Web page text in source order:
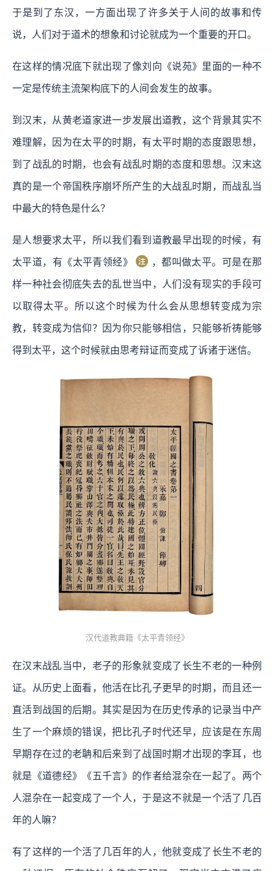
于是到了东汉，一方面出现了许多关于人间的故事和传
说，人们对于道术的想象和讨论就成为一个重要的开口。
在这样的情况底下就出现了像刘向《说苑》里面的一种不
一定是传统主流架构底下的人间会发生的故事。
到汉末，从黄老道家进一步发展出道教，这个背景其实不
难理解，因为在太平的时期，有太平时期的态度跟思想，
到了战乱的时期，也会有战乱时期的态度和思想。汉末这
真的是一个帝国秩序崩坏所产生的大战乱时期，而战乱当
中最大的特色是什么？
是人想要求太平，所以我们看到道教最早出现的时候，有
太平道，有《太平青领经》 ，都叫做太平。可是在那
样一种社会彻底失去的乱世当中，人们没有现实的手段可
以取得太平。所以这个时候为什么会从思想转变成为宗
教，转变成为信仰？因为你只能够相信，只能够祈祷能够
得到太平，这个时候就由思考辩证而变成了诉诸于迷信。
汉代道教典籍《太平青领经》
在汉末战乱当中，老子的形象就变成了长生不老的一种例
证。从历史上面看，他活在比孔子更早的时期，而且还一
直活到战国的后期。其实是因为在历史传承的记录当中产
生了一个麻烦的错误，把比孔子时代还早，应该是在东周
早期存在过的老聃和后来到了战国时期才出现的李耳，也
就是《道德经》《五千言》的作者给混杂在一起了。两个
人混杂在一起变成了一个人，于是这不就是一个活了几百
年的人嘛？
有了这样的一个活了几百年的人，他就变成了长生不老的